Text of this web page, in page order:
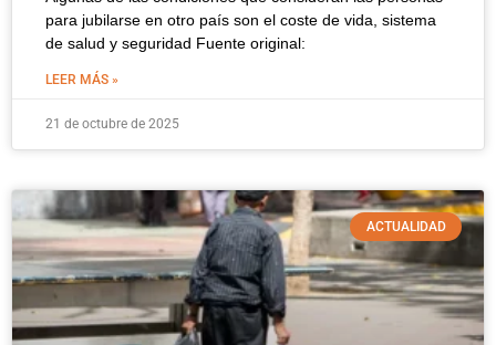
para jubilarse en otro país son el coste de vida, sistema
de salud y seguridad Fuente original:
LEER MÁS »
21 de octubre de 2025
ACTUALIDAD